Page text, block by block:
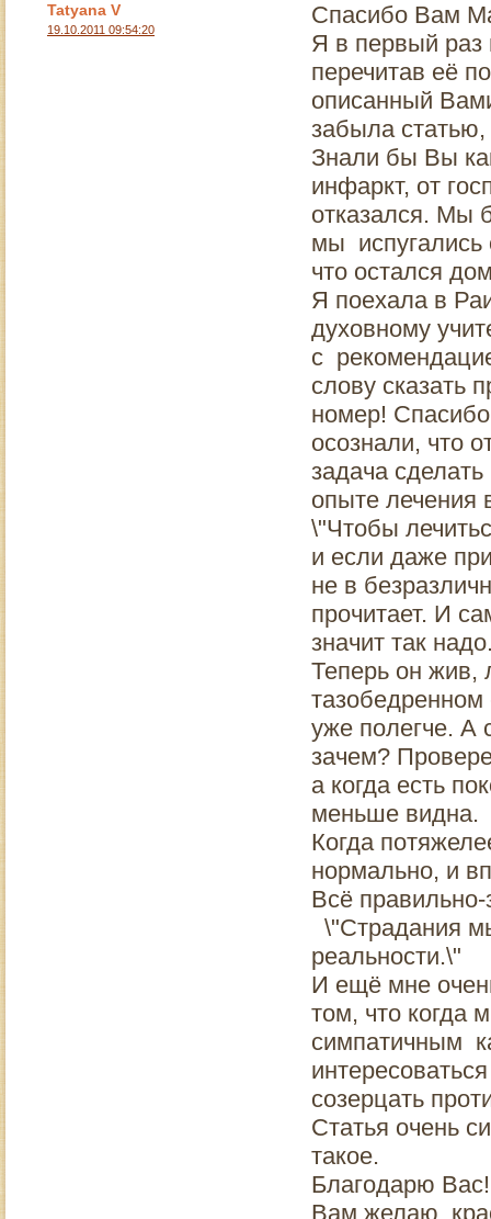
Tatyana V
19.10.2011 09:54:20
Спасибо Вам
Я в первый раз
перечитав её
описанный
забыла
Знали бы Вы
инфаркт, от
отказался. Мы
мы испугались
что остался
Я поехала в
духовному
с
слову сказать
номер!
осознали, что
задача
опыте лечения
\"Чтобы
и если даже
не в
прочитает. И
значит так
Теперь он жив,
уже полегче. А
зачем?
а когда есть
меньше видна.
Когда
нормально, и
Всё
\"Страдания
реальности.\"
И ещё мне
том, что когда
симпатичным
созерцать
Статья очень
такое.
Благодарю
Вам желаю,